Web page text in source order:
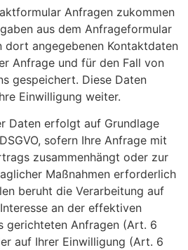
Anfragen zukommen
aus dem Anfrageformular
dort angegebenen Kontaktdaten
Anfrage und für den Fall von
gespeichert. Diese Daten
Einwilligung weiter.
Daten erfolgt auf Grundlage
sofern Ihre Anfrage mit
zusammenhängt oder zur
Maßnahmen erforderlich
beruht die Verarbeitung auf
an der effektiven
gerichteten Anfragen (Art. 6
auf Ihrer Einwilligung (Art. 6